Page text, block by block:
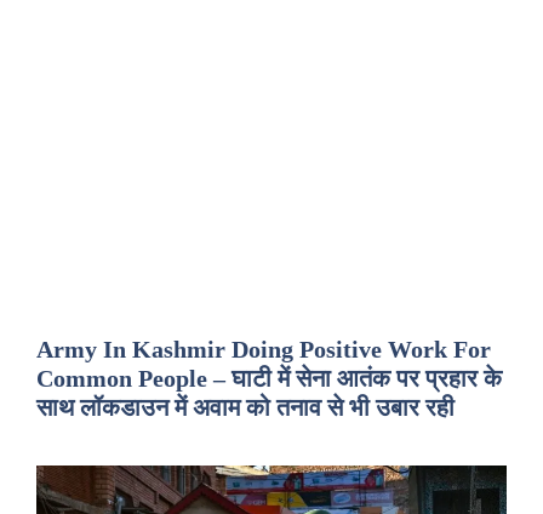
Army In Kashmir Doing Positive Work For
Common People – घाटी में सेना आतंक पर प्रहार के
साथ लॉकडाउन में अवाम को तनाव से भी उबार रही